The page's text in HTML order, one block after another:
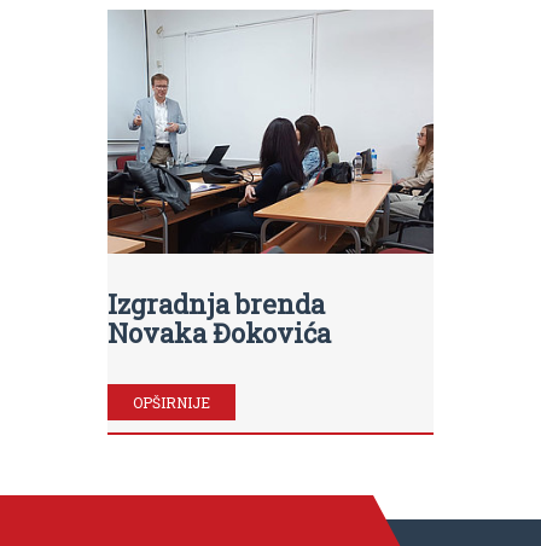
Izgradnja brenda
Novaka Đokovića
OPŠIRNIJE